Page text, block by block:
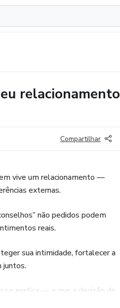
relacionamento
Compartilhar
vive um relacionamento —
externas.
não pedidos podem
reais.
sua intimidade, fortalecer a
juntos.
se explica — e que a decisão de